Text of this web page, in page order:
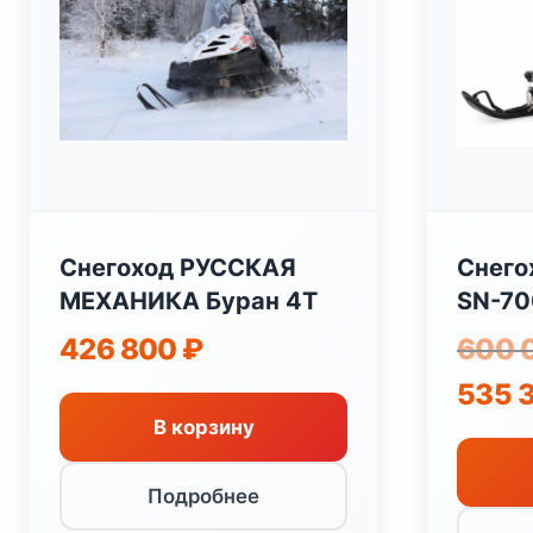
Снегоход РУССКАЯ
МЕХАНИКА Буран 4Т
426 800 ₽
В корзину
Подробнее
SN-
600
535